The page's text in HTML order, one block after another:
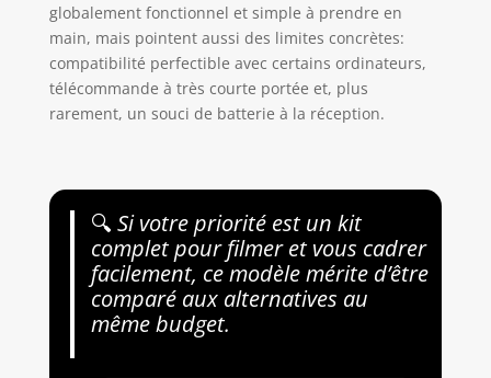
globalement fonctionnel et simple à prendre en
main, mais pointent aussi des limites concrètes:
compatibilité perfectible avec certains ordinateurs,
télécommande à très courte portée et, plus
rarement, un souci de batterie à la réception.
🔍 Si votre priorité est un kit
complet pour filmer et vous cadrer
facilement, ce modèle mérite d’être
comparé aux alternatives au
même budget.